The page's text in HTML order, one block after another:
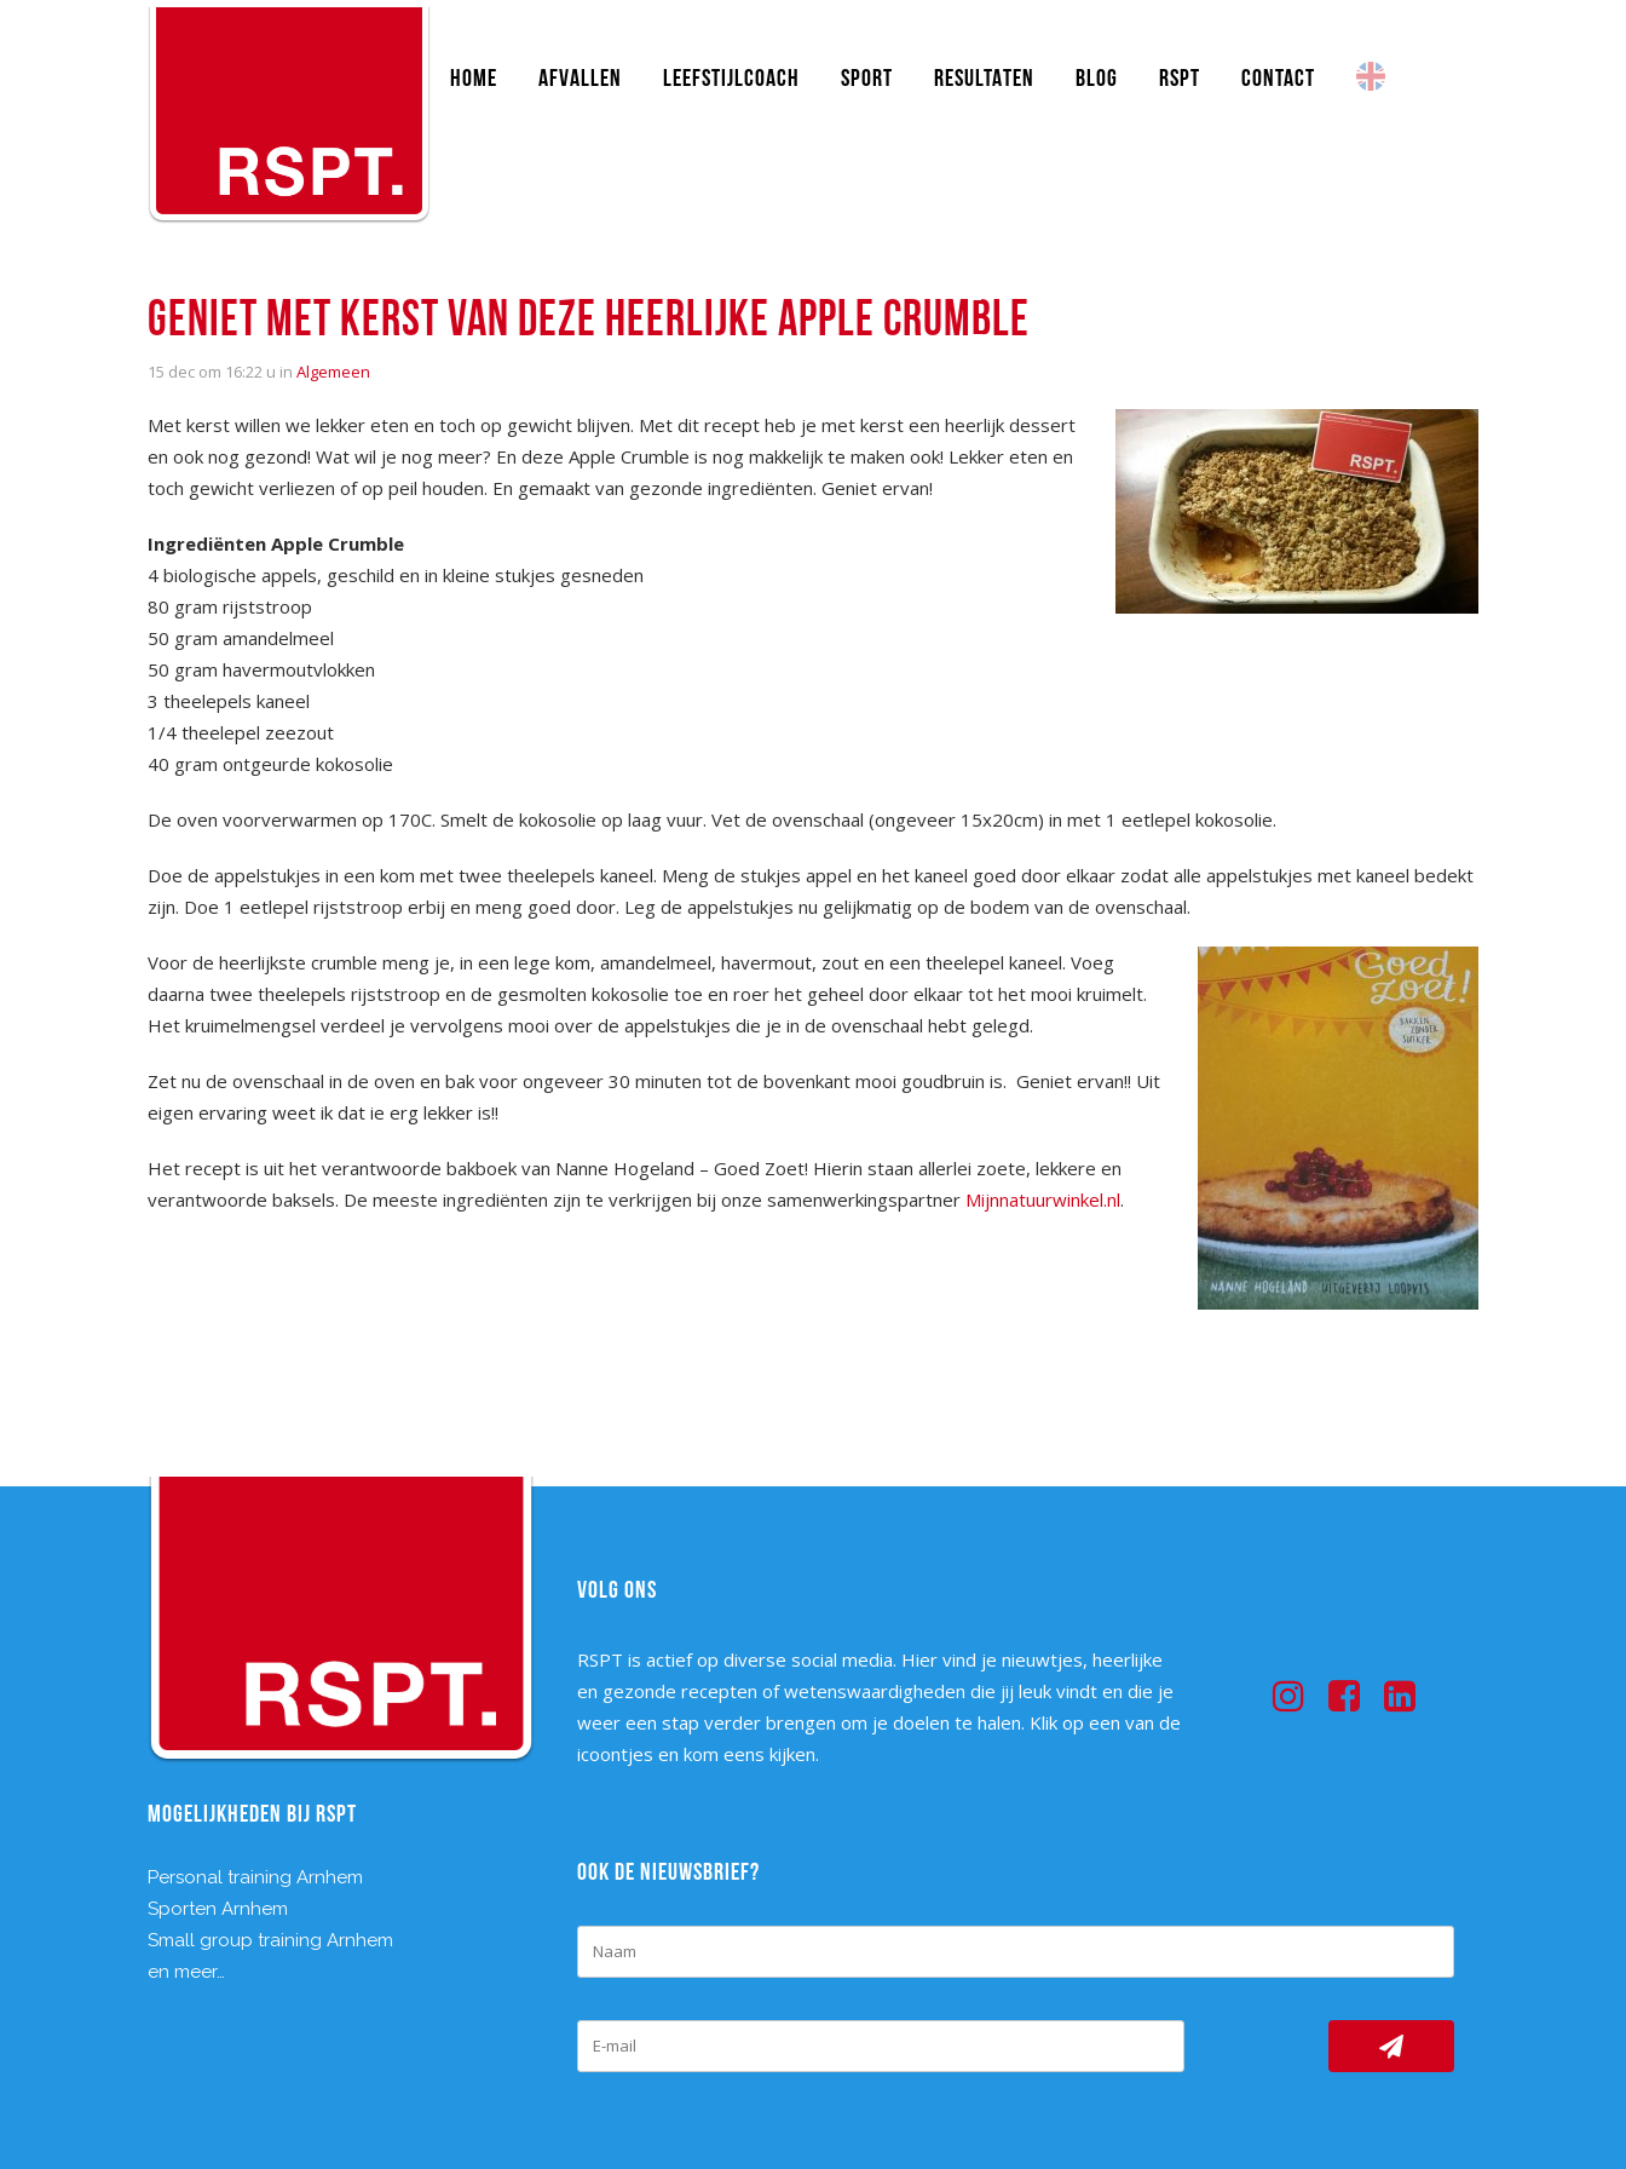
HOME AFVALLEN LEEFSTIJLCOACH SPORT RESULTATEN BLOG RSPT CONTACT
GENIET MET KERST VAN DEZE HEERLIJKE APPLE CRUMBLE
15 dec om 16:22 u in Algemeen
Met kerst willen we lekker eten en toch op gewicht blijven. Met dit recept heb je met kerst een heerlijk dessert
en ook nog gezond! Wat wil je nog meer? En deze Apple Crumble is nog makkelijk te maken ook! Lekker eten en
toch gewicht verliezen of op peil houden. En gemaakt van gezonde ingrediënten. Geniet ervan!
Ingrediënten Apple Crumble
4 biologische appels, geschild en in kleine stukjes gesneden
80 gram rijststroop
50 gram amandelmeel
50 gram havermoutvlokken
3 theelepels kaneel
1/4 theelepel zeezout
40 gram ontgeurde kokosolie
De oven voorverwarmen op 170C. Smelt de kokosolie op laag vuur. Vet de ovenschaal (ongeveer 15x20cm) in met 1 eetlepel kokosolie.
Doe de appelstukjes in een kom met twee theelepels kaneel. Meng de stukjes appel en het kaneel goed door elkaar zodat alle appelstukjes met kaneel bedekt
zijn. Doe 1 eetlepel rijststroop erbij en meng goed door. Leg de appelstukjes nu gelijkmatig op de bodem van de ovenschaal.
Voor de heerlijkste crumble meng je, in een lege kom, amandelmeel, havermout, zout en een theelepel kaneel. Voeg
daarna twee theelepels rijststroop en de gesmolten kokosolie toe en roer het geheel door elkaar tot het mooi kruimelt.
Het kruimelmengsel verdeel je vervolgens mooi over de appelstukjes die je in de ovenschaal hebt gelegd.
Zet nu de ovenschaal in de oven en bak voor ongeveer 30 minuten tot de bovenkant mooi goudbruin is. Geniet ervan!! Uit
eigen ervaring weet ik dat ie erg lekker is!!
Het recept is uit het verantwoorde bakboek van Nanne Hogeland – Goed Zoet! Hierin staan allerlei zoete, lekkere en
verantwoorde baksels. De meeste ingrediënten zijn te verkrijgen bij onze samenwerkingspartner Mijnnatuurwinkel.nl.
MOGELIJKHEDEN BIJ RSPT
Personal training Arnhem
Sporten Arnhem
Small group training Arnhem
en meer…
VOLG ONS
RSPT is actief op diverse social media. Hier vind je nieuwtjes, heerlijke
en gezonde recepten of wetenswaardigheden die jij leuk vindt en die je
weer een stap verder brengen om je doelen te halen. Klik op een van de
icoontjes en kom eens kijken.
OOK DE NIEUWSBRIEF?